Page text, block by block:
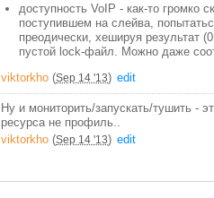
доступность VoIP - как-то громко
поступившем на слейва,
преодически, хешируя результат
пустой lock-файл. Можно даже
viktorkho (Sep 14 '13) edit
Ну и мониторить/запускать/тушить -
ресурса не профиль..
viktorkho (Sep 14 '13) edit